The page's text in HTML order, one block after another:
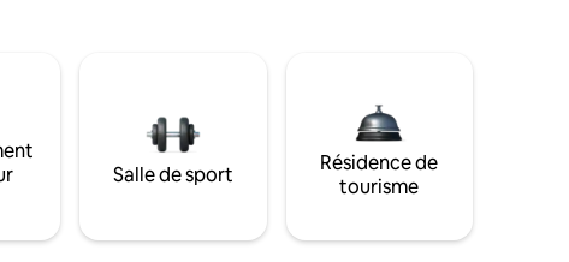
Salle de sport
Résidence de
tourisme